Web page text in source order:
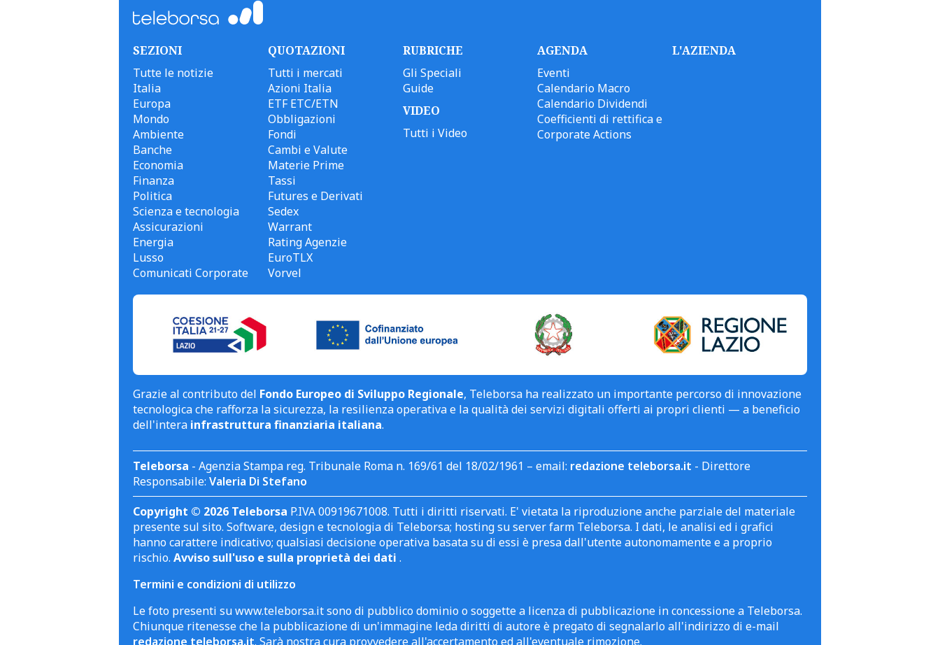
SEZIONI
Tutte le notizie
Italia
Europa
Mondo
Ambiente
Banche
Economia
Finanza
Politica
Scienza e tecnologia
Assicurazioni
Energia
Lusso
Comunicati Corporate
QUOTAZIONI
Tutti i mercati
Azioni Italia
ETF ETC/ETN
Obbligazioni
Fondi
Cambi e Valute
Materie Prime
Tassi
Futures e Derivati
Sedex
Warrant
Rating Agenzie
EuroTLX
Vorvel
RUBRICHE
Gli Speciali
Guide
VIDEO
Tutti i Video
AGENDA
Eventi
Calendario Macro
Calendario Dividendi
Coefficienti di rettifica e
Corporate Actions
L'AZIENDA
Grazie al contributo del Fondo Europeo di Sviluppo Regionale, Teleborsa ha realizzato un importante percorso di innovazione
tecnologica che rafforza la sicurezza, la resilienza operativa e la qualità dei servizi digitali offerti ai propri clienti — a beneficio
dell'intera infrastruttura finanziaria italiana.
Teleborsa - Agenzia Stampa reg. Tribunale Roma n. 169/61 del 18/02/1961 – email: redazione teleborsa.it - Direttore
Responsabile: Valeria Di Stefano
Copyright © 2026 Teleborsa P.IVA 00919671008. Tutti i diritti riservati. E' vietata la riproduzione anche parziale del materiale
presente sul sito. Software, design e tecnologia di Teleborsa; hosting su server farm Teleborsa. I dati, le analisi ed i grafici
hanno carattere indicativo; qualsiasi decisione operativa basata su di essi è presa dall'utente autonomamente e a proprio
rischio. Avviso sull'uso e sulla proprietà dei dati .
Termini e condizioni di utilizzo
Le foto presenti su www.teleborsa.it sono di pubblico dominio o soggette a licenza di pubblicazione in concessione a Teleborsa.
Chiunque ritenesse che la pubblicazione di un'immagine leda diritti di autore è pregato di segnalarlo all'indirizzo di e-mail
redazione teleborsa.it. Sarà nostra cura provvedere all'accertamento ed all'eventuale rimozione.